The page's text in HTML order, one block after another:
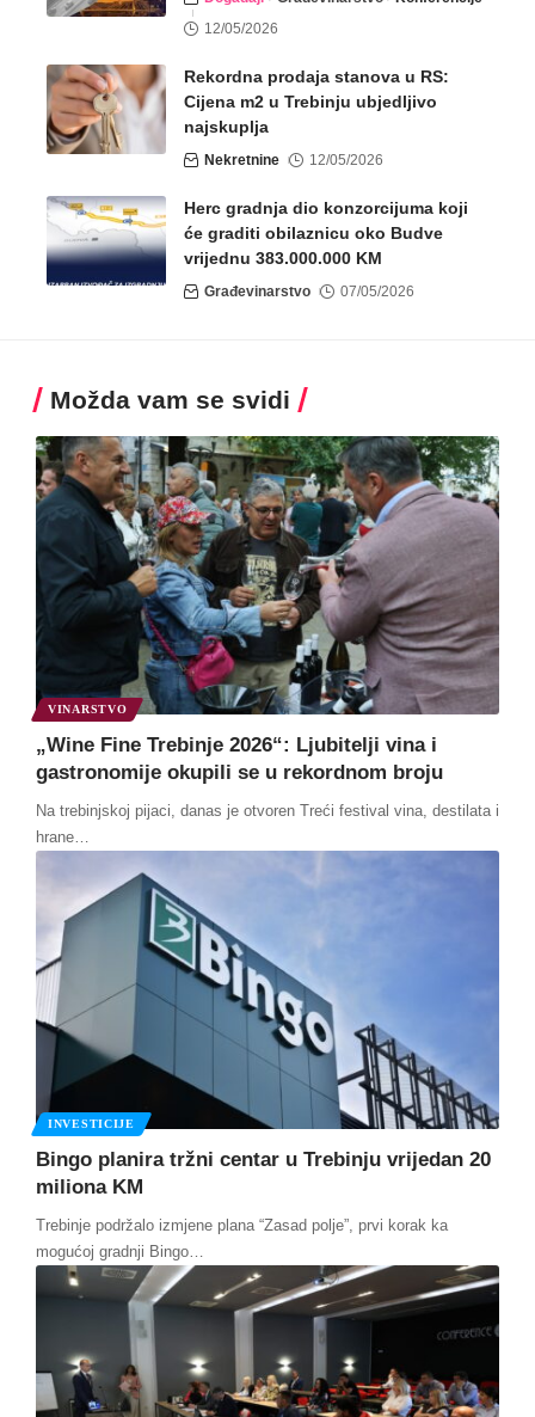
12/05/2026
Rekordna prodaja stanova u RS:
Cijena m2 u Trebinju ubjedljivo
najskuplja
Nekretnine 12/05/2026
Herc gradnja dio konzorcijuma koji
će graditi obilaznicu oko Budve
vrijednu 383.000.000 KM
Građevinarstvo 07/05/2026
Možda vam se svidi
VINARSTVO
„Wine Fine Trebinje 2026“: Ljubitelji vina i
gastronomije okupili se u rekordnom broju
Na trebinjskoj pijaci, danas je otvoren Treći festival vina, destilata i
hrane
INVESTICIJE
Bingo planira tržni centar u Trebinju vrijedan 20
miliona KM
Trebinje podržalo izmjene plana “Zasad polje”, prvi korak ka
mogućoj gradnji Bingo